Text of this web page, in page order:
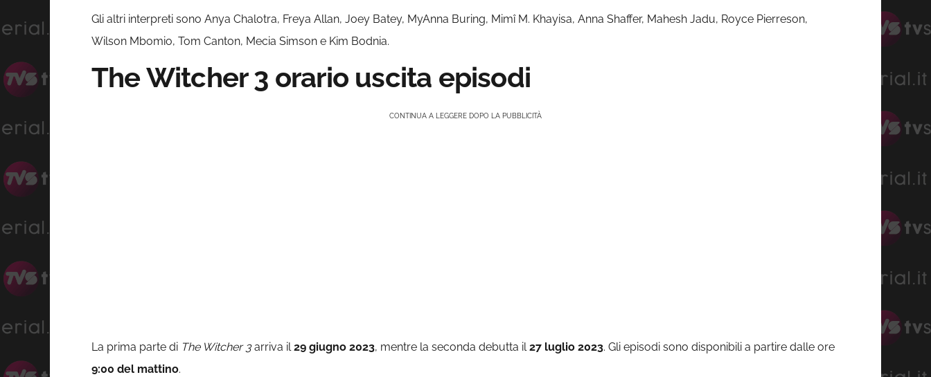
Gli altri interpreti sono Anya Chalotra, Freya Allan, Joey Batey, MyAnna Buring, Mimî M. Khayisa, Anna Shaffer, Mahesh Jadu, Royce Pierreson,
Wilson Mbomio, Tom Canton, Mecia Simson e Kim Bodnia.
The Witcher 3 orario uscita episodi
CONTINUA A LEGGERE DOPO LA PUBBLICITÀ
La prima parte di The Witcher 3arriva il29 giugno 2023, mentre la seconda debutta il27 luglio 2023. Gli episodi sono disponibili a partire dalle ore
9:00 del mattino.